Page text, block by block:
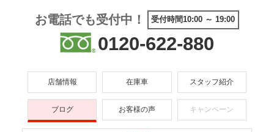
お電話でも受付中！ 受付時間10:00 ～ 19:00
0120-622-880
店舗情報 在庫車 スタッフ紹介
ブログ お客様の声 キャンペーン